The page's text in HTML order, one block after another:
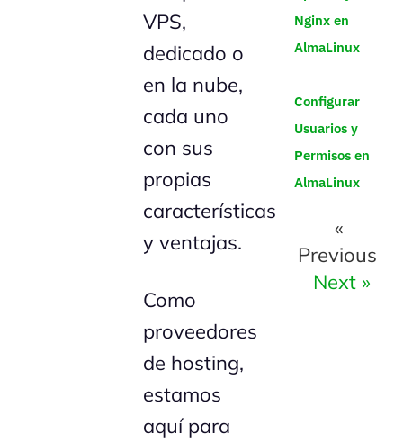
VPS,
dedicado o
en la nube,
cada uno
con sus
propias
características
y ventajas.
Como
proveedores
de hosting,
estamos
aquí para
Nginx en
AlmaLinux
Configurar
Usuarios y
Permisos en
AlmaLinux
«
Previous
Next »